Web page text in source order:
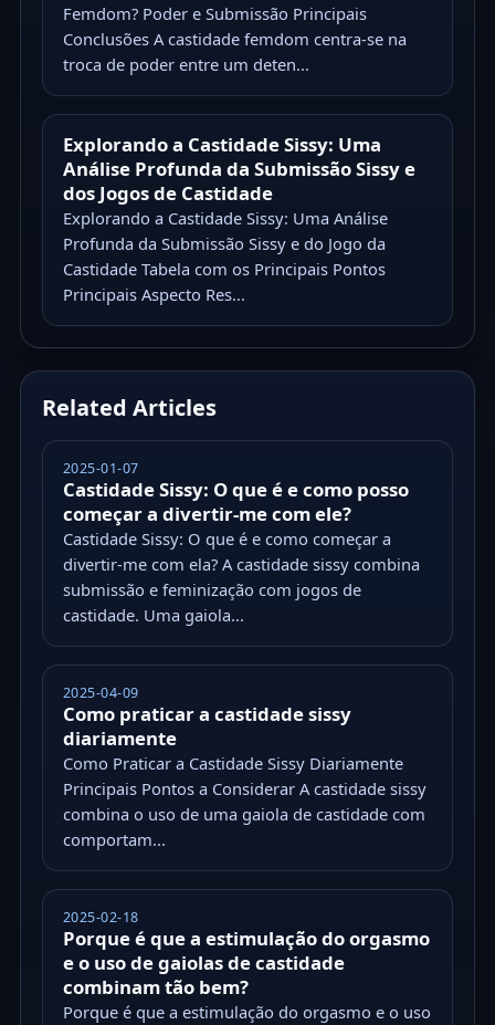
Femdom? Poder e Submissão Principais
Conclusões A castidade femdom centra-se na
troca de poder entre um deten...
Explorando a Castidade Sissy: Uma
Análise Profunda da Submissão Sissy e
dos Jogos de Castidade
Explorando a Castidade Sissy: Uma Análise
Profunda da Submissão Sissy e do Jogo da
Castidade Tabela com os Principais Pontos
Principais Aspecto Res...
Related Articles
2025-01-07
Castidade Sissy: O que é e como posso
começar a divertir-me com ele?
Castidade Sissy: O que é e como começar a
divertir-me com ela? A castidade sissy combina
submissão e feminização com jogos de
castidade. Uma gaiola...
2025-04-09
Como praticar a castidade sissy
diariamente
Como Praticar a Castidade Sissy Diariamente
Principais Pontos a Considerar A castidade sissy
combina o uso de uma gaiola de castidade com
comportam...
2025-02-18
Porque é que a estimulação do orgasmo
e o uso de gaiolas de castidade
combinam tão bem?
Porque é que a estimulação do orgasmo e o uso